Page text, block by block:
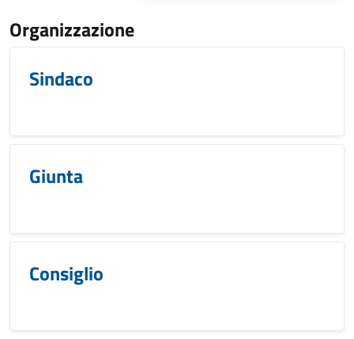
Organizzazione
Sindaco
Giunta
Consiglio